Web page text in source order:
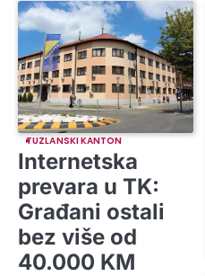
TUZLANSKI KANTON
Internetska
prevara u TK:
Građani ostali
bez više od
40.000 KM